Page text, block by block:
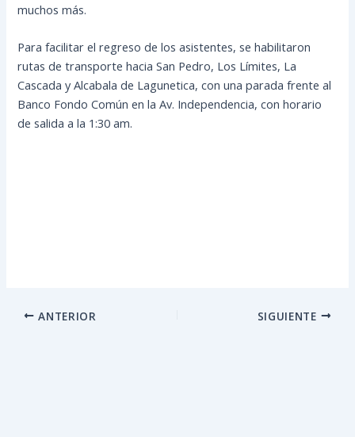
muchos más.
Para facilitar el regreso de los asistentes, se habilitaron
rutas de transporte hacia San Pedro, Los Límites, La
Cascada y Alcabala de Lagunetica, con una parada frente al
Banco Fondo Común en la Av. Independencia, con horario
de salida a la 1:30 am.
ANTERIOR SIGUIENTE